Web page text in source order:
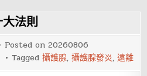
法則
Posted on20260806
Tagged攝護腺,攝護腺發炎,遠離